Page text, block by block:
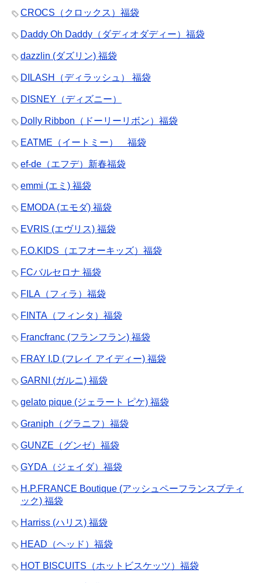
CROCS（クロックス）福袋
Daddy Oh Daddy（ダディオダディー）福袋
dazzlin (ダズリン) 福袋
DILASH（ディラッシュ） 福袋
DISNEY（ディズニー）
Dolly Ribbon（ドーリーリボン）福袋
EATME（イートミー） 福袋
ef-de（エフデ）新春福袋
emmi (エミ) 福袋
EMODA (エモダ) 福袋
EVRIS (エヴリス) 福袋
F.O.KIDS（エフオーキッズ）福袋
FCバルセロナ 福袋
FILA（フィラ）福袋
FINTA（フィンタ）福袋
Francfranc (フランフラン) 福袋
FRAY I.D (フレイ アイディー) 福袋
GARNI (ガルニ) 福袋
gelato pique (ジェラート ピケ) 福袋
Graniph（グラニフ）福袋
GUNZE（グンゼ）福袋
GYDA（ジェイダ）福袋
H.P.FRANCE Boutique (アッシュペーフランスブティ
ック) 福袋
Harriss (ハリス) 福袋
HEAD（ヘッド）福袋
HOT BISCUITS（ホットビスケッツ）福袋